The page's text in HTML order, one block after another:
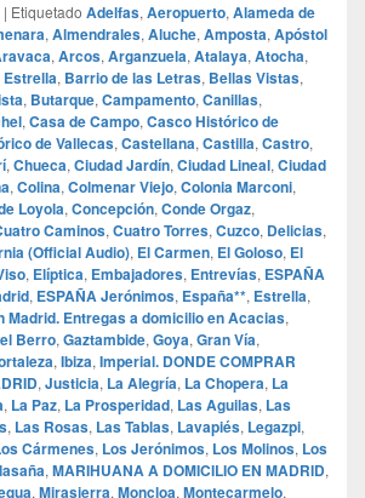
| Etiquetado Adelfas, Aeropuerto, Alameda de
, Almendrales, Aluche, Amposta, Apóstol
, Arcos, Arganzuela, Atalaya, Atocha,
Estrella, Barrio de las Letras, Bellas Vistas,
, Butarque, Campamento, Canillas,
, Casa de Campo, Casco Histórico de
de Vallecas, Castellana, Castilla, Castro,
, Chueca, Ciudad Jardín, Ciudad Lineal, Ciudad
, Colina, Colmenar Viejo, Colonia Marconi,
Loyola, Concepción, Conde Orgaz,
Caminos, Cuatro Torres, Cuzco, Delicias,
(Official Audio), El Carmen, El Goloso, El
, Elíptica, Embajadores, Entrevías, ESPAÑA
, ESPAÑA Jerónimos, España**, Estrella,
Madrid. Entregas a domicilio en Acacias,
Berro, Gaztambide, Goya, Gran Vía,
, Ibiza, Imperial. DONDE COMPRAR
, Justicia, La Alegría, La Chopera, La
, La Paz, La Prosperidad, Las Aguilas, Las
, Las Rosas, Las Tablas, Lavapiés, Legazpi,
Cármenes, Los Jerónimos, Los Molinos, Los
, MARIHUANA A DOMICILIO EN MADRID,
, Mirasierra, Moncloa, Montecarmelo,